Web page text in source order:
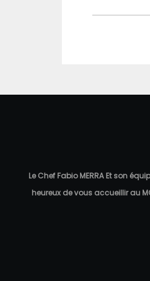
Le Chef Fabio MERRA Et son
heureux de vous accueillir au